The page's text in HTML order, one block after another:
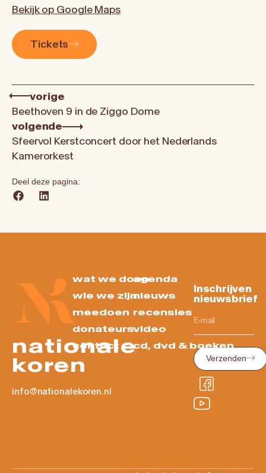
Bekijk op Google Maps
Tickets
vorige
Beethoven 9 in de Ziggo Dome
volgende
Sfeervol Kerstconcert door het Nederlands
Kamerorkest
Deel deze pagina:
nationale
koren
info@nationalekoren.nl
wat we doen
wie we zijn
meedoen
donateurs
contact
agenda
nieuws
recensies
video
cd, dvd & boeken
Inschrijven
nieuwsbrief
Verzenden